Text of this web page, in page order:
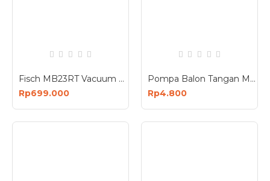
Fisch MB23RT Vacuum Cleaner 1000 Watt 3 in 1 - Mesin Sedot Debu
Rp699.000
Pompa Balon Tangan Mini Manual
Rp4.800